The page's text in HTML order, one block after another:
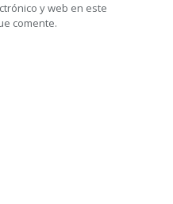
y web en este
comente.